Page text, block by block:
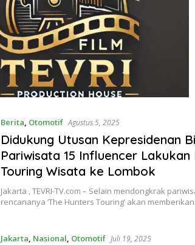
Berita, Otomotif Agustus 5, 2025
Didukung Utusan Kepresidenan
Pariwisata 15 Influencer Lakukan
Touring Wisata ke Lombok
Jakarta , TEVRI-TV.com – Selain mendongkrak
rencananya ‘The Hunters Touring’ akan
Jakarta, Nasional, Otomotif Juli 19, 2025